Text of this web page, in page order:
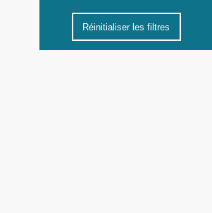
Réinitialiser les filtres